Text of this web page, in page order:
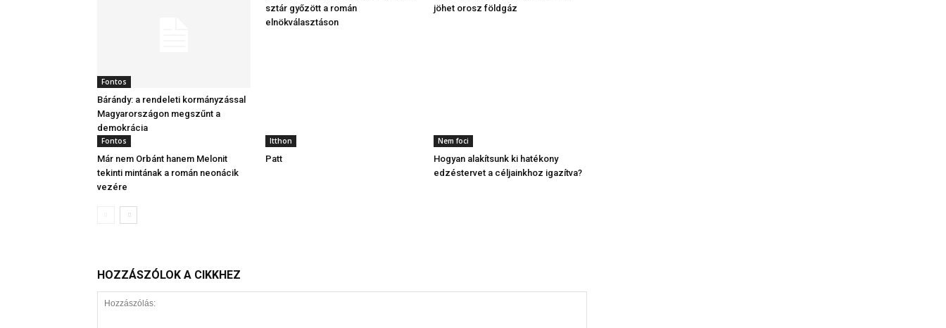
Fontos
Bárándy: a rendeleti kormányzással
Magyarországon megszűnt a
demokrácia
sztár győzött a román
elnökválasztáson
jöhet orosz földgáz
Fontos
Már nem Orbánt hanem Melonit
tekinti mintának a román neonácik
vezére
Itthon
Patt
Nem foci
Hogyan alakítsunk ki hatékony
edzéstervet a céljainkhoz igazítva?
HOZZÁSZÓLOK A CIKKHEZ